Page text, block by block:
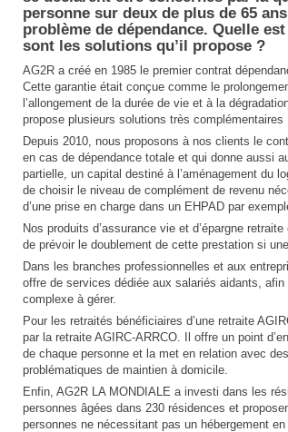
personne sur deux de plus de 65
problème de dépendance. Quelle
sont les solutions qu’il propose ?
AG2R a créé en 1985 le premier contrat
Cette garantie était conçue comme le
l’allongement de la durée de vie et à la
propose plusieurs solutions très complémentaires
Depuis 2010, nous proposons à nos clients le
en cas de dépendance totale et qui donne aussi
partielle, un capital destiné à l’aménagement du
de choisir le niveau de complément de revenu
d’une prise en charge dans un EHPAD par
Nos produits d’assurance vie et d’épargne
de prévoir le doublement de cette prestation si
Dans les branches professionnelles et aux
offre de services dédiée aux salariés aidants,
complexe à gérer.
Pour les retraités bénéficiaires d’une retraite
par la retraite AGIRC-ARRCO. Il offre un point
de chaque personne et la met en relation avec
problématiques de maintien à domicile.
Enfin, AG2R LA MONDIALE a investi dans les
personnes âgées dans 230 résidences et
personnes ne nécessitant pas un hébergement